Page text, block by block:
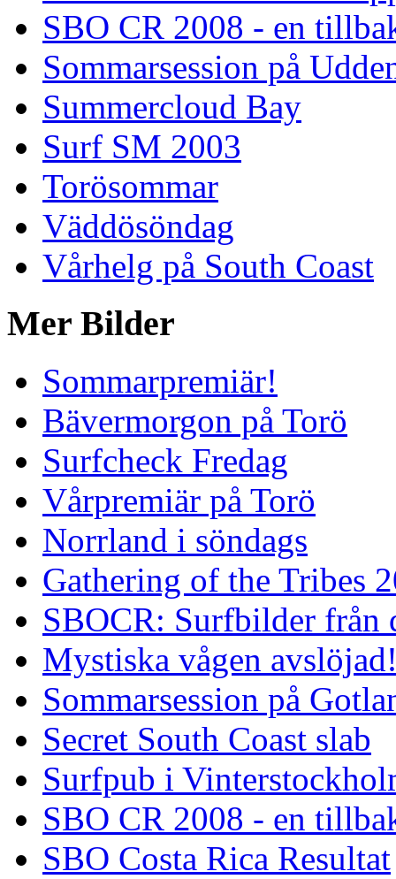
SBO CR 2008 - en
Sommarsession på
Summercloud Bay
Surf SM 2003
Torösommar
Väddösöndag
Vårhelg på South Coast
Mer Bilder
Sommarpremiär!
Bävermorgon på Torö
Surfcheck Fredag
Vårpremiär på Torö
Norrland i söndags
Gathering of the Tribes
SBOCR: Surfbilder från
Mystiska vågen
Sommarsession på
Secret South Coast slab
Surfpub i
SBO CR 2008 - en
SBO Costa Rica Resultat